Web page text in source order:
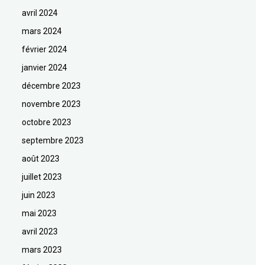
avril 2024
mars 2024
février 2024
janvier 2024
décembre 2023
novembre 2023
octobre 2023
septembre 2023
août 2023
juillet 2023
juin 2023
mai 2023
avril 2023
mars 2023